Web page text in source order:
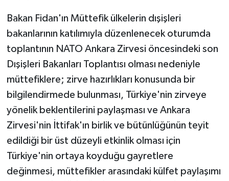
Bakan Fidan'ın Müttefik ülkelerin dışişleri
bakanlarının katılımıyla düzenlenecek oturumda
toplantının NATO Ankara Zirvesi öncesindeki son
Dışişleri Bakanları Toplantısı olması nedeniyle
müttefiklere; zirve hazırlıkları konusunda bir
bilgilendirmede bulunması, Türkiye'nin zirveye
yönelik beklentilerini paylaşması ve Ankara
Zirvesi'nin İttifak'ın birlik ve bütünlüğünün teyit
edildiği bir üst düzeyli etkinlik olması için
Türkiye'nin ortaya koyduğu gayretlere
değinmesi, müttefikler arasındaki külfet paylaşımı